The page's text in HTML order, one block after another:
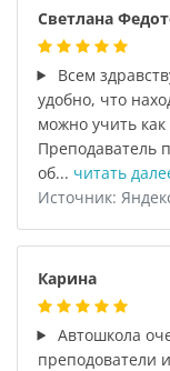
Светлана
Всем
удобно, что
можно учить
Преподаватель
об... читать
Источник:
Карина
Автошкола
преподователи